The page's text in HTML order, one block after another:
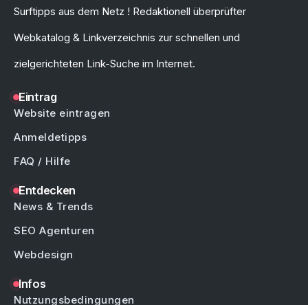
Surftipps aus dem Netz ! Redaktionell überprüfter
Webkatalog & Linkverzeichnis zur schnellen und
zielgerichteten Link-Suche im Internet.
Eintrag
Website eintragen
Anmeldetipps
FAQ / Hilfe
Entdecken
News & Trends
SEO Agenturen
Webdesign
Infos
Nutzungsbedingungen